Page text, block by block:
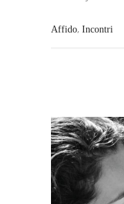
Affido, Incontri